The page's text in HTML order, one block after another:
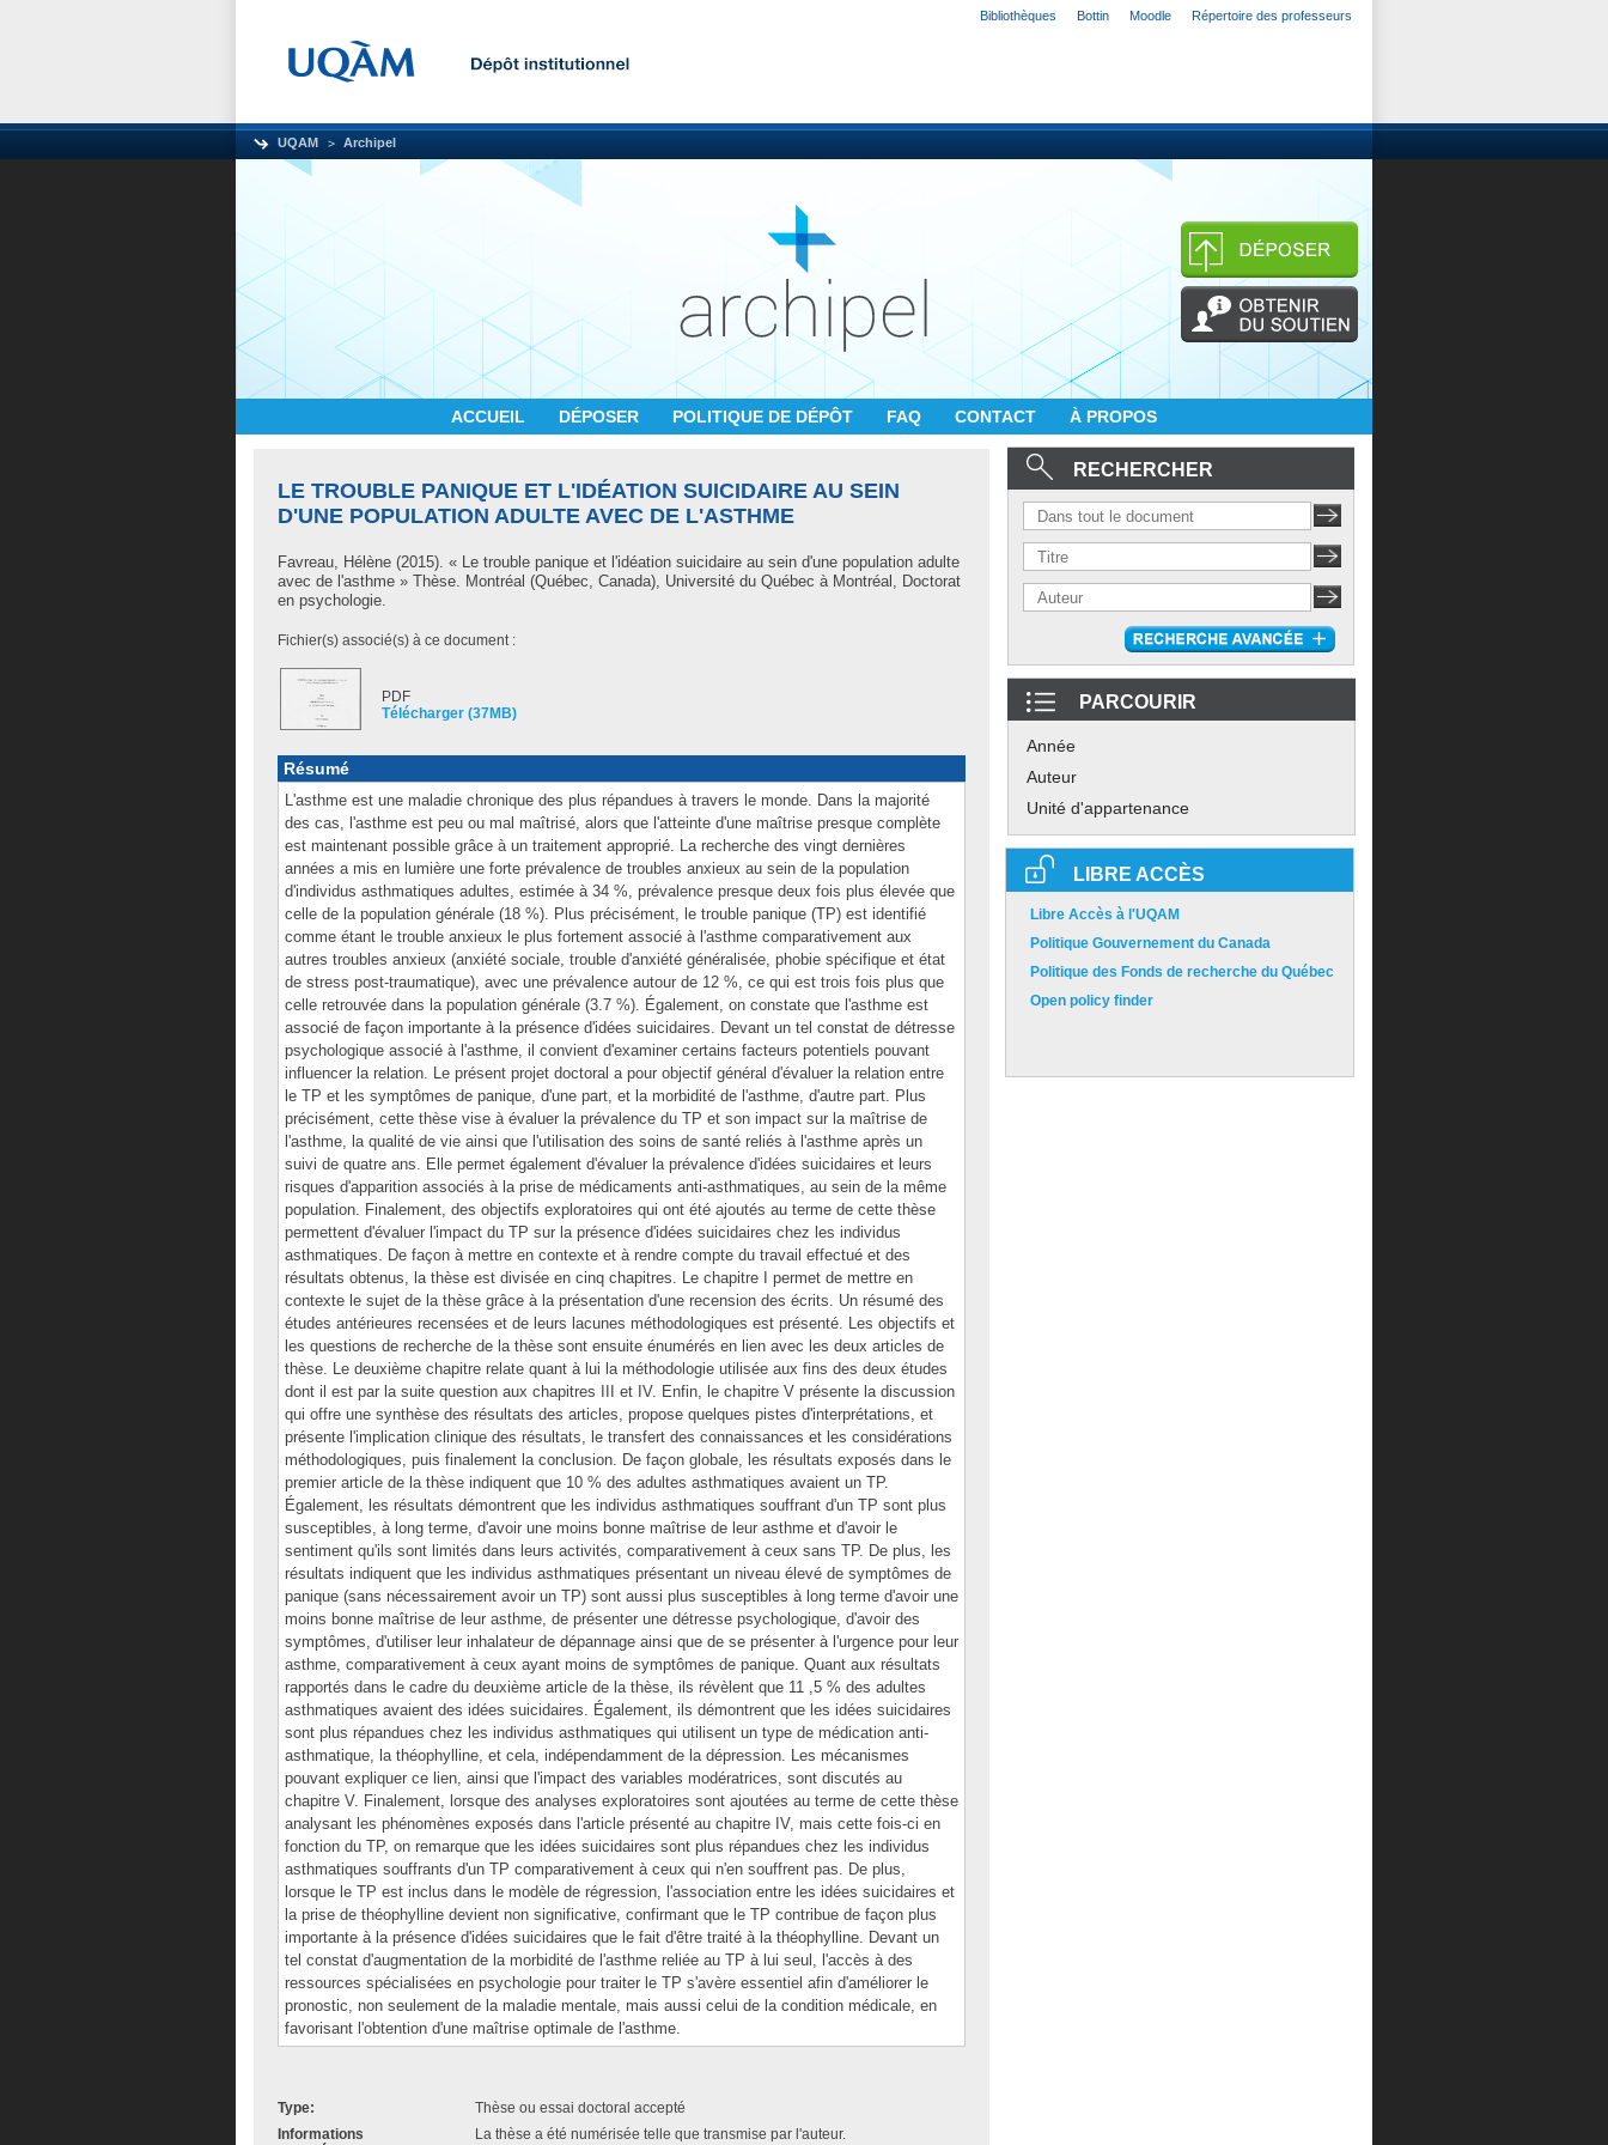
Bibliothèques Bottin Moodle Répertoire des professeurs
UQAM Archipel
ACCUEIL DÉPOSER POLITIQUE DE DÉPÔT FAQ CONTACT À PROPOS
LE TROUBLE PANIQUE ET L'IDÉATION SUICIDAIRE AU SEIN
D'UNE POPULATION ADULTE AVEC DE L'ASTHME
Favreau, Hélène (2015). « Le trouble panique et l'idéation suicidaire au sein d'une population adulte
avec de l'asthme » Thèse. Montréal (Québec, Canada), Université du Québec à Montréal, Doctorat
en psychologie.
Fichier(s) associé(s) à ce document :
PDF
Télécharger (37MB)
Résumé
L'asthme est une maladie chronique des plus répandues à travers le monde. Dans la majorité
des cas, l'asthme est peu ou mal maîtrisé, alors que l'atteinte d'une maîtrise presque complète
est maintenant possible grâce à un traitement approprié. La recherche des vingt dernières
années a mis en lumière une forte prévalence de troubles anxieux au sein de la population
d'individus asthmatiques adultes, estimée à 34 %, prévalence presque deux fois plus élevée que
celle de la population générale (18 %). Plus précisément, le trouble panique (TP) est identifié
comme étant le trouble anxieux le plus fortement associé à l'asthme comparativement aux
autres troubles anxieux (anxiété sociale, trouble d'anxiété généralisée, phobie spécifique et état
de stress post-traumatique), avec une prévalence autour de 12 %, ce qui est trois fois plus que
celle retrouvée dans la population générale (3.7 %). Également, on constate que l'asthme est
associé de façon importante à la présence d'idées suicidaires. Devant un tel constat de détresse
psychologique associé à l'asthme, il convient d'examiner certains facteurs potentiels pouvant
influencer la relation. Le présent projet doctoral a pour objectif général d'évaluer la relation entre
le TP et les symptômes de panique, d'une part, et la morbidité de l'asthme, d'autre part. Plus
précisément, cette thèse vise à évaluer la prévalence du TP et son impact sur la maîtrise de
l'asthme, la qualité de vie ainsi que l'utilisation des soins de santé reliés à l'asthme après un
suivi de quatre ans. Elle permet également d'évaluer la prévalence d'idées suicidaires et leurs
risques d'apparition associés à la prise de médicaments anti-asthmatiques, au sein de la même
population. Finalement, des objectifs exploratoires qui ont été ajoutés au terme de cette thèse
permettent d'évaluer l'impact du TP sur la présence d'idées suicidaires chez les individus
asthmatiques. De façon à mettre en contexte et à rendre compte du travail effectué et des
résultats obtenus, la thèse est divisée en cinq chapitres. Le chapitre I permet de mettre en
contexte le sujet de la thèse grâce à la présentation d'une recension des écrits. Un résumé des
études antérieures recensées et de leurs lacunes méthodologiques est présenté. Les objectifs et
les questions de recherche de la thèse sont ensuite énumérés en lien avec les deux articles de
thèse. Le deuxième chapitre relate quant à lui la méthodologie utilisée aux fins des deux études
dont il est par la suite question aux chapitres III et IV. Enfin, le chapitre V présente la discussion
qui offre une synthèse des résultats des articles, propose quelques pistes d'interprétations, et
présente l'implication clinique des résultats, le transfert des connaissances et les considérations
méthodologiques, puis finalement la conclusion. De façon globale, les résultats exposés dans le
premier article de la thèse indiquent que 10 % des adultes asthmatiques avaient un TP.
Également, les résultats démontrent que les individus asthmatiques souffrant d'un TP sont plus
susceptibles, à long terme, d'avoir une moins bonne maîtrise de leur asthme et d'avoir le
sentiment qu'ils sont limités dans leurs activités, comparativement à ceux sans TP. De plus, les
résultats indiquent que les individus asthmatiques présentant un niveau élevé de symptômes de
panique (sans nécessairement avoir un TP) sont aussi plus susceptibles à long terme d'avoir une
moins bonne maîtrise de leur asthme, de présenter une détresse psychologique, d'avoir des
symptômes, d'utiliser leur inhalateur de dépannage ainsi que de se présenter à l'urgence pour leur
asthme, comparativement à ceux ayant moins de symptômes de panique. Quant aux résultats
rapportés dans le cadre du deuxième article de la thèse, ils révèlent que 11 ,5 % des adultes
asthmatiques avaient des idées suicidaires. Également, ils démontrent que les idées suicidaires
sont plus répandues chez les individus asthmatiques qui utilisent un type de médication anti-
asthmatique, la théophylline, et cela, indépendamment de la dépression. Les mécanismes
pouvant expliquer ce lien, ainsi que l'impact des variables modératrices, sont discutés au
chapitre V. Finalement, lorsque des analyses exploratoires sont ajoutées au terme de cette thèse
analysant les phénomènes exposés dans l'article présenté au chapitre IV, mais cette fois-ci en
fonction du TP, on remarque que les idées suicidaires sont plus répandues chez les individus
asthmatiques souffrants d'un TP comparativement à ceux qui n'en souffrent pas. De plus,
lorsque le TP est inclus dans le modèle de régression, l'association entre les idées suicidaires et
la prise de théophylline devient non significative, confirmant que le TP contribue de façon plus
importante à la présence d'idées suicidaires que le fait d'être traité à la théophylline. Devant un
tel constat d'augmentation de la morbidité de l'asthme reliée au TP à lui seul, l'accès à des
ressources spécialisées en psychologie pour traiter le TP s'avère essentiel afin d'améliorer le
pronostic, non seulement de la maladie mentale, mais aussi celui de la condition médicale, en
favorisant l'obtention d'une maîtrise optimale de l'asthme.
Type:
Thèse ou essai doctoral accepté
Informations
La thèse a été numérisée telle que transmise par l'auteur.
RECHERCHER
PARCOURIR
Année
Auteur
Unité d'appartenance
LIBRE ACCÈS
Libre Accès à l'UQAM
Politique Gouvernement du Canada
Politique des Fonds de recherche du Québec
Open policy finder